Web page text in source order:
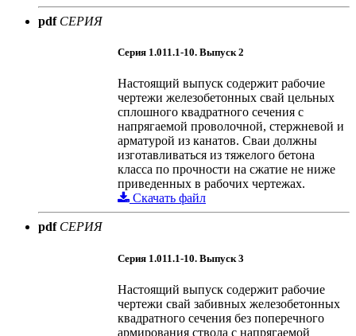
pdf СЕРИЯ
Серия 1.011.1-10. Выпуск 2
Настоящий выпуск содержит рабочие
чертежи железобетонных свай цельных
сплошного квадратного сечения с
напрягаемой проволочной, стержневой и
арматурой из канатов. Сваи должны
изготавливаться из тяжелого бетона
класса по прочности на сжатие не ниже
приведенных в рабочих чертежах.
Скачать файл
pdf СЕРИЯ
Серия 1.011.1-10. Выпуск 3
Настоящий выпуск содержит рабочие
чертежи свай забивных железобетонных
квадратного сечения без поперечного
армирования ствола с напрягаемой